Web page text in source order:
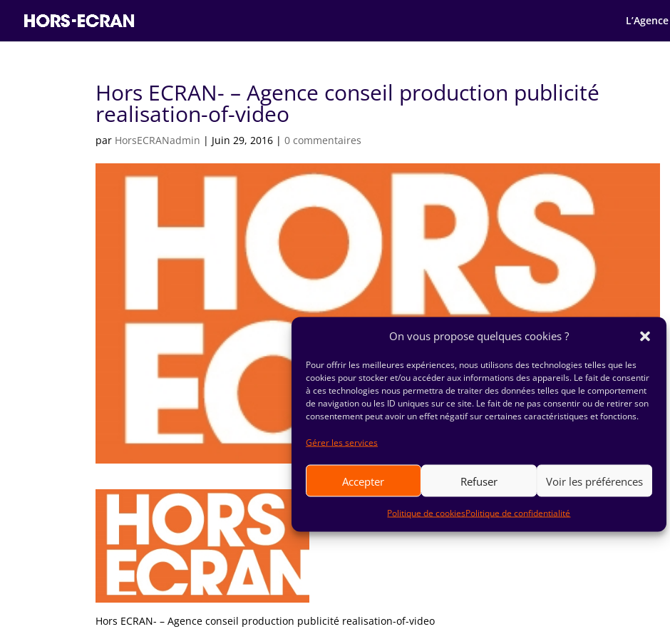
On vous propose quelques cookies ?
Pour offrir les meilleures expériences, nous utilisons des technologies telles que les
cookies pour stocker et/ou accéder aux informations des appareils. Le fait de consentir
à ces technologies nous permettra de traiter des données telles que le comportement
de navigation ou les ID uniques sur ce site. Le fait de ne pas consentir ou de retirer son
consentement peut avoir un effet négatif sur certaines caractéristiques et fonctions.
Gérer les services
Accepter Refuser Voir les préférences
Politique de cookiesPolitique de confidentialité
L’Agence
Hors ECRAN- – Agence conseil production publicité
realisation-of-video
par HorsECRANadmin | Juin 29, 2016 |0 commentaires
Hors ECRAN- – Agence conseil production publicité realisation-of-video